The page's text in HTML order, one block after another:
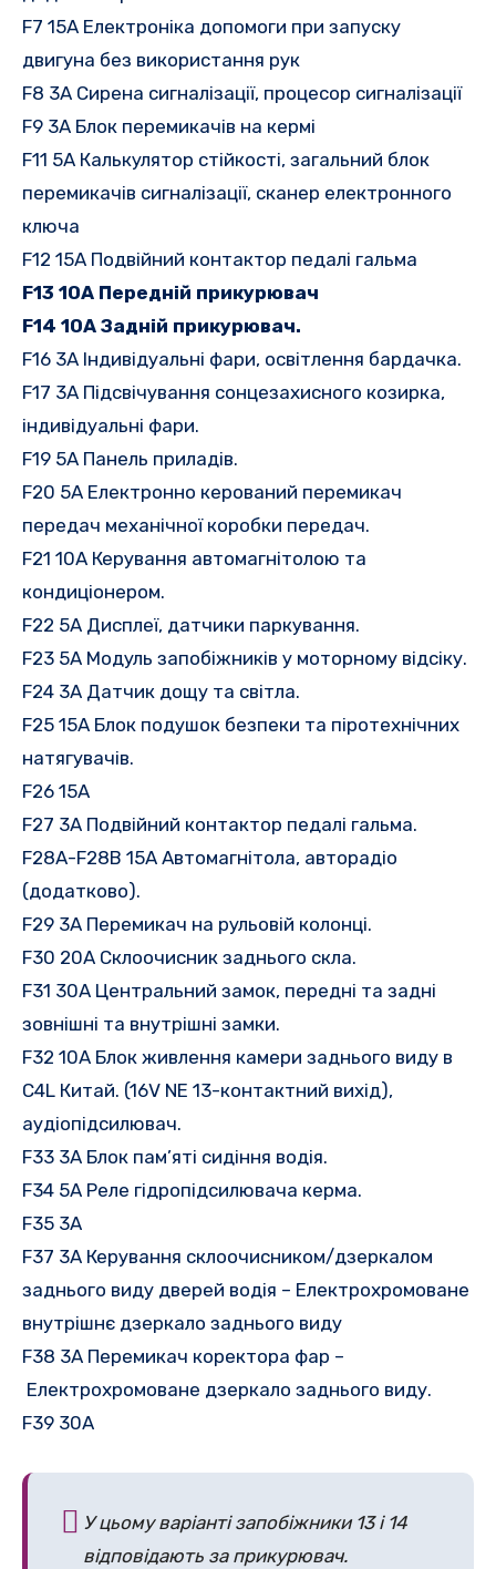
F7 15A Електроніка допомоги при запуску
двигуна без використання рук
F8 3A Сирена сигналізації, процесор сигналізації
F9 3A Блок перемикачів на кермі
F11 5A Калькулятор стійкості, загальний блок
перемикачів сигналізації, сканер електронного
ключа
F12 15A Подвійний контактор педалі гальма
F13 10A Передній прикурювач
F14 10A Задній прикурювач.
F16 3A Індивідуальні фари, освітлення бардачка.
F17 3A Підсвічування сонцезахисного козирка,
індивідуальні фари.
F19 5A Панель приладів.
F20 5A Електронно керований перемикач
передач механічної коробки передач.
F21 10A Керування автомагнітолою та
кондиціонером.
F22 5A Дисплеї, датчики паркування.
F23 5A Модуль запобіжників у моторному відсіку.
F24 3A Датчик дощу та світла.
F25 15A Блок подушок безпеки та піротехнічних
натягувачів.
F26 15A
F27 3A Подвійний контактор педалі гальма.
F28A-F28B 15A Автомагнітола, авторадіо
(додатково).
F29 3A Перемикач на рульовій колонці.
F30 20A Склоочисник заднього скла.
F31 30A Центральний замок, передні та задні
зовнішні та внутрішні замки.
F32 10A Блок живлення камери заднього виду в
C4L Китай. (16V NE 13-контактний вихід),
аудіопідсилювач.
F33 3A Блок пам’яті сидіння водія.
F34 5A Реле гідропідсилювача керма.
F35 3A
F37 3A Керування склоочисником/дзеркалом
заднього виду дверей водія – Електрохромоване
внутрішнє дзеркало заднього виду
F38 3A Перемикач коректора фар –
Електрохромоване дзеркало заднього виду.
F39 30A
У цьому варіанті запобіжники 13 і 14
відповідають за прикурювач.